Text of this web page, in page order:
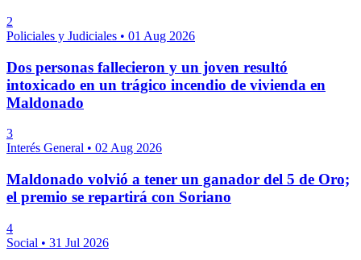
2
Policiales y Judiciales • 01 Aug 2026
Dos personas fallecieron y un joven resultó
intoxicado en un trágico incendio de vivienda en
Maldonado
3
Interés General • 02 Aug 2026
Maldonado volvió a tener un ganador del 5 de Oro;
el premio se repartirá con Soriano
4
Social • 31 Jul 2026